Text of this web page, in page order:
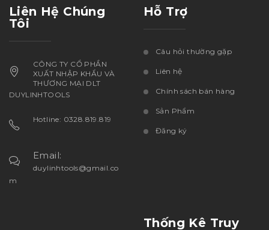
Liên Hệ Chúng
Tôi
CÔNG TY CỔ PHẦN
XUẤT NHẬP KHẨU VÀ
THƯƠNG MẠI DLT
DUYLINHTOOLS
Hotline: 0328.819.819
Email:
duylinhtools@gmail.co
m
Hỗ Trợ
Câu hỏi thường gặp
Liên hệ
Chính sách bán hàng
Sản Phẩm
Đăng ký
Thống Kê Truy